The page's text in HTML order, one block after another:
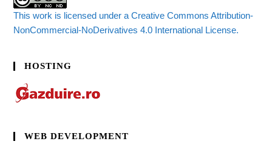
This work is licensed under a Creative Commons Attribution-
NonCommercial-NoDerivatives 4.0 International License.
HOSTING
WEB DEVELOPMENT